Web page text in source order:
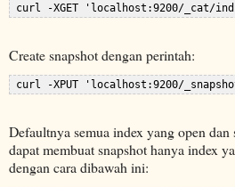
Create snapshot dengan perintah:
Defaultnya semua index yang open
dapat membuat snapshot hanya index
dengan cara dibawah ini: